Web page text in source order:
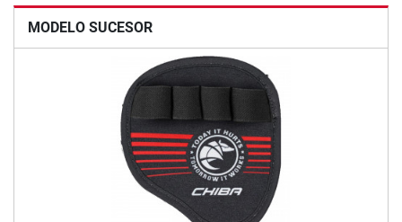
MODELO SUCESOR